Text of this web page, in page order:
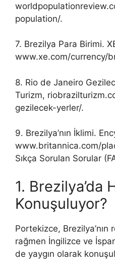
population/.
7. Brezilya Para Birimi.
www.xe.com/currency/
8. Rio de Janeiro
Turizm,
gezilecek-yerler/.
9. Brezilya’nın İklimi.
www.britannica.com/
Sıkça Sorulan Sorular
1. Brezilya’da
Konuşuluyor?
Portekizce, Brezilya’nın
rağmen İngilizce ve
de yaygın olarak